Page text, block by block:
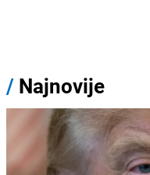
/ Najnovije